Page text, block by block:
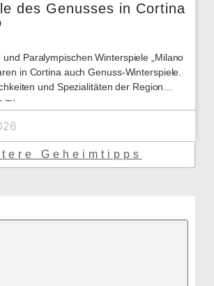
des Genusses in Cortina
und Paralympischen Winterspiele „Milano
in Cortina auch Genuss-Winterspiele.
und Spezialitäten der Region
zu
Geheimtipps